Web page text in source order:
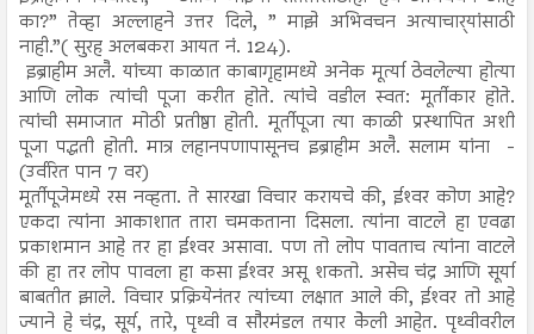
का?” तेव्हा अल्लाहने उत्तर दिले, ” माझे अभिवचन अत्याचार्‍यांसाठी
नाही.”( सुरह अलबकरा आयत नं. 124).
इब्राहीम अलै. यांच्या काळात काबागृहामध्ये अनेक मूर्त्या ठेवलेल्या होत्या
आणि लोक त्यांची पूजा करीत होते. त्यांचे वडील स्वत: मूर्तीकार होते.
त्यांची समाजात मोठी प्रतीष्ठा होती. मूर्तीपूजा त्या काळी प्रस्थापित अशी
पूजा पद्धती होती. मात्र लहानपणापासूनच इब्राहीम अलै. सलाम यांना -
(उर्वरित पान 7 वर)
मूर्तीपूजेमध्ये रस नव्हता. ते सारखा विचार करायचे की, ईश्‍वर कोण आहे?
एकदा त्यांना आकाशात तारा चमकताना दिसला. त्यांना वाटले हा एवढा
प्रकाशमान आहे तर हा ईश्‍वर असावा. पण तो लोप पावताच त्यांना वाटले
की हा तर लोप पावला हा कसा ईश्‍वर असू शकतो. असेच चंद्र आणि सूर्या
बाबतीत झाले. विचार प्रक्रियेनंतर त्यांच्या लक्षात आले की, ईश्‍वर तो आहे
ज्याने हे चंद्र, सूर्य, तारे, पृथ्वी व सौरमंडल तयार केेली आहेत. पृथ्वीवरील